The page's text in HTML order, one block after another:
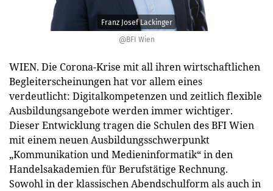
@BFI Wien
Franz Josef Lackinger
WIEN. Die Corona-Krise mit all ihren wirtschaftlichen
Begleiterscheinungen hat vor allem eines
verdeutlicht: Digitalkompetenzen und zeitlich flexible
Ausbildungsangebote werden immer wichtiger.
Dieser Entwicklung tragen die Schulen des BFI Wien
mit einem neuen Ausbildungsschwerpunkt
„Kommunikation und Medieninformatik“ in den
Handelsakademien für Berufstätige Rechnung.
Sowohl in der klassischen Abendschulform als auch in